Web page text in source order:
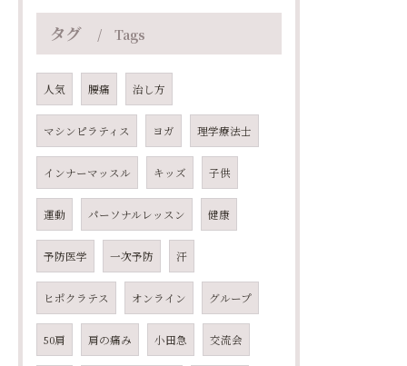
タグ Tags
人気 腰痛 治し方
マシンピラティス ヨガ 理学療法士
インナーマッスル キッズ 子供
運動 パーソナルレッスン 健康
予防医学 一次予防 汗
ヒポクラテス オンライン グループ
50肩 肩の痛み 小田急 交流会